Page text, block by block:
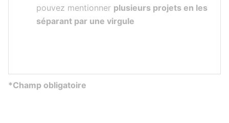
pouvez mentionner plusieurs projets en les
séparant par une virgule
*Champ obligatoire